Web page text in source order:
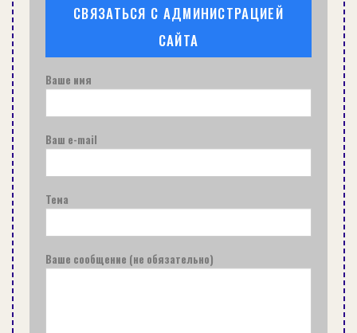
плиты. Есть также многослойные плиты для
сухой стяжки, в состав которых входит
влагоизолирующая пленка утеплитель и слой
гипсокартона, обеспечивающие одновременно
гидро-, тепло- и звукоизоляцию, прочность,
жесткость. Такие плиты лишь недавно
появилась на украинском рынке и
распространения еще не получили.
Смеси и на гипсовой, и на цементной основах
делят на
самовыравнивающиеся
Выравнивающие смеси
грубого выравнивания оснований, ликвидации
перепадов и неровностей — черновой стяжки.
СВЯЗАТЬСЯ С АДМИНИСТРАЦИЕЙ
САЙТА
Ваше имя
Ваш e-mail
Тема
Ваше сообщение (не обязательно)